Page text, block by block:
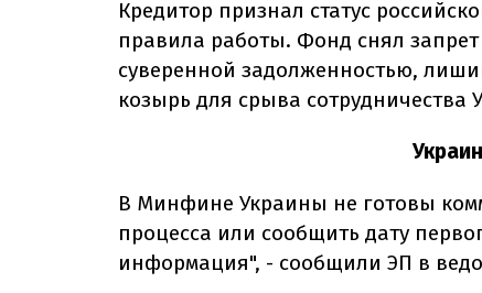
Кредитор признал статус
правила работы. Фонд снял
суверенной задолженностью,
козырь для срыва сотрудничества
В Минфине Украины не готовы
процесса или сообщить дату
информация", - сообщили ЭП в